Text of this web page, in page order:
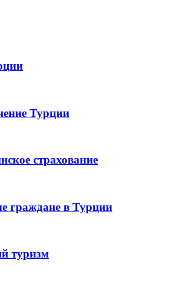
Турции
страхование
граждане в Турции
туризм